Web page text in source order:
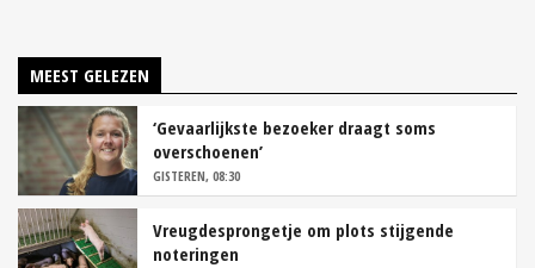
MEEST GELEZEN
‘Gevaarlijkste bezoeker draagt soms
overschoenen’
GISTEREN, 08:30
Vreugdesprongetje om plots stijgende
noteringen